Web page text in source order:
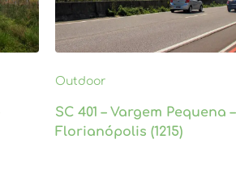
Outdoor
SC 401 – Vargem Pequena –
Florianópolis (1215)